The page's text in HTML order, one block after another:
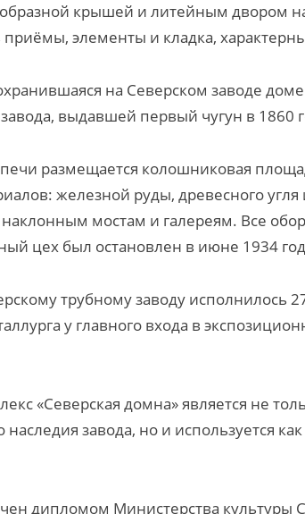
крышей и литейным двором
приёмы, элементы и кладка,
на Северском заводе
выдавшей первый чугун в 1860
размещается колошниковая
железной руды, древесного
мостам и галереям. Все
цех был остановлен в июне 1934
трубному заводу исполнилось
у главного входа в
«Северская домна» является не
завода, но и используется
дипломом Министерства культуры